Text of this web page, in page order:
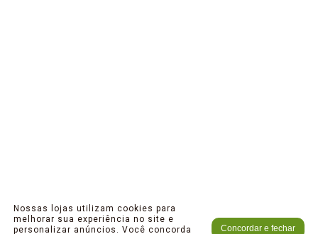
Nossas lojas utilizam cookies para
melhorar sua experiência no site e
personalizar anúncios. Você concorda
Concordar e fechar